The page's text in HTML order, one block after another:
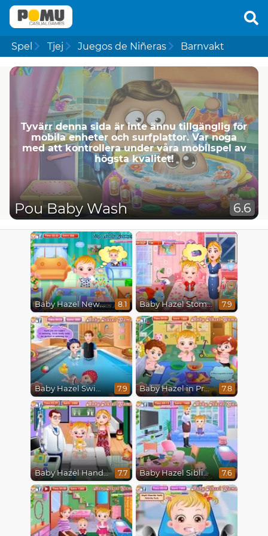
Spel Tjej Juegos de Niñeras Barnvakt
Tyvärr denna sida är inte ännu tillgänglig för
mobila enheter och surfplattor. Var noga
med att kontrollera under våra mobilspel av
högsta kvalitet!
Pou Baby Wash 6.6
Baby Hazel Newborn Vaccination 8.1 Baby Hazel Stomach Care 7.9
Baby Hazel Swimming 7.9 Baby Hazel in Preschool 7.8
Baby Hazel Hand Fracture 7.7 Baby Hazel Sibling Trouble 7.6